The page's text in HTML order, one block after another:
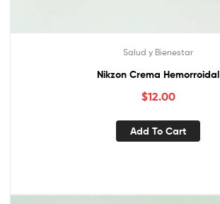
Salud y Bienestar
Nikzon Crema Hemorroidal
$12.00
Add To Cart